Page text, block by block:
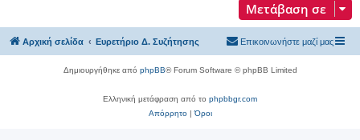
Μετάβαση σε
Αρχική σελίδα Ευρετήριο Δ. Συζήτησης Επικοινωνήστε μαζί μας
Δημιουργήθηκε από phpBB® Forum Software © phpBB Limited
Ελληνική μετάφραση από το phpbbgr.com
Απόρρητο|Όροι